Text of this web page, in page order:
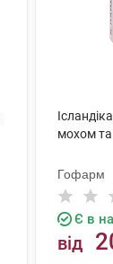
мохом
Гофарм
Є в
від